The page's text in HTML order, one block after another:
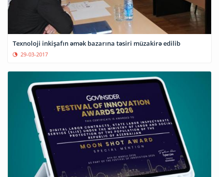
Texnoloji inkişafın əmək bazarına təsiri müzakirə edilib
29-03-2017